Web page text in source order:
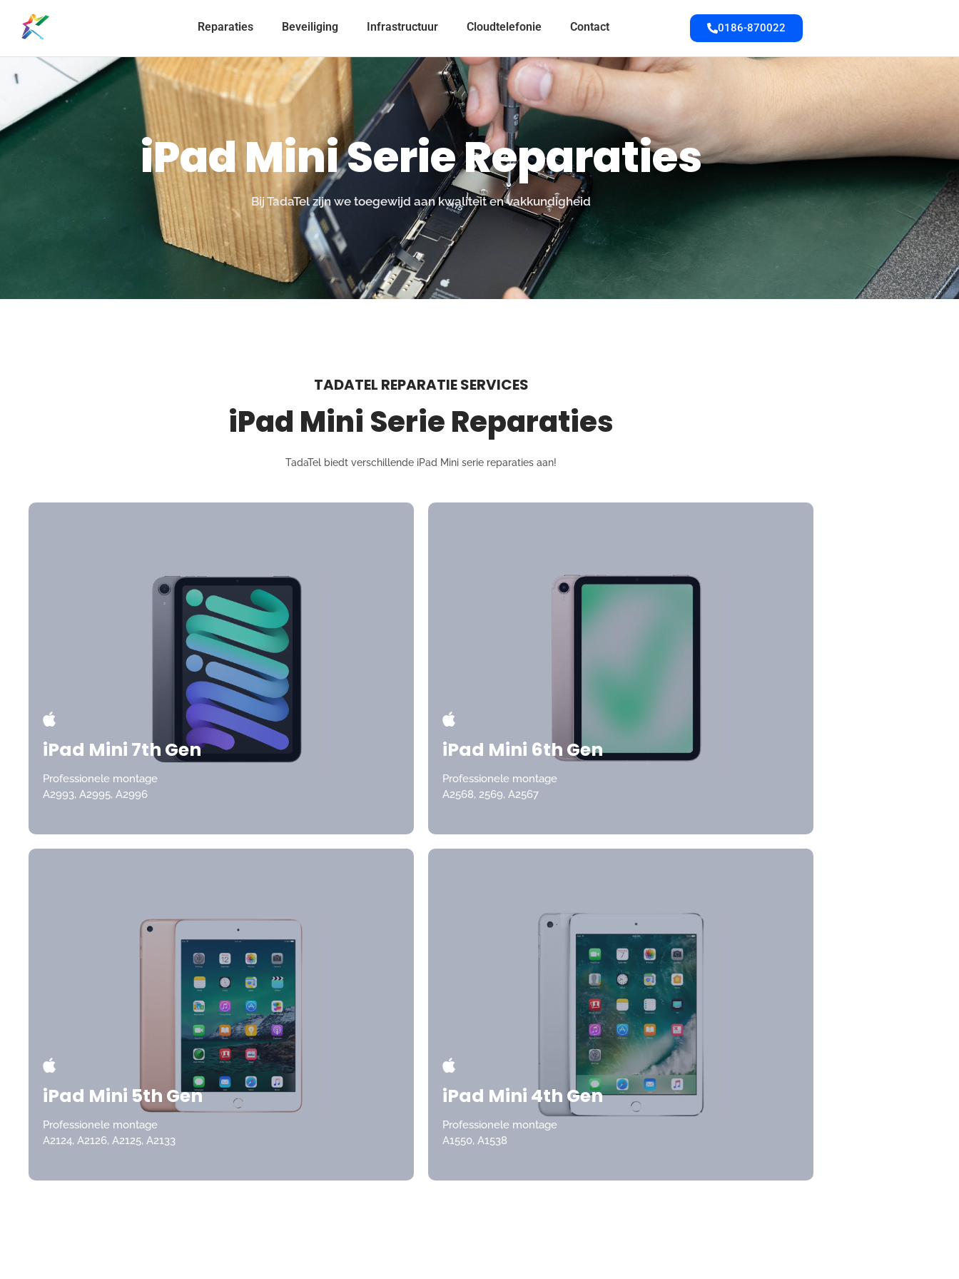
Reparaties Beveiliging Infrastructuur Cloudtelefonie Contact 0186-870022
iPad Mini Serie Reparaties
Bij TadaTel zijn we toegewijd aan kwaliteit en vakkundigheid
TADATEL REPARATIE SERVICES
iPad Mini Serie Reparaties
TadaTel biedt verschillende iPad Mini serie reparaties aan!
iPad Mini 7th Gen
Professionele montage
A2993, A2995, A2996
iPad Mini 6th Gen
Professionele montage
A2568, 2569, A2567
iPad Mini 5th Gen
Professionele montage
A2124, A2126, A2125, A2133
iPad Mini 4th Gen
Professionele montage
A1550, A1538